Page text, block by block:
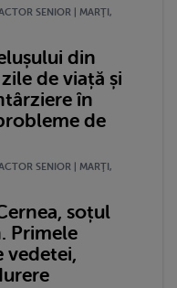
SENIOR | MARŢI,
din
de viață și
în
de
SENIOR | MARŢI,
soțul
Primele
vedetei,